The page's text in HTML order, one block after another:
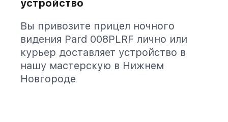
устройство
Вы привозите прицел ночного
видения Pard 008PLRF лично или
курьер доставляет устройство в
нашу мастерскую в Нижнем
Новгороде